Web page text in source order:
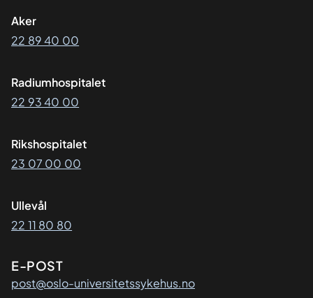
Aker
22 89 40 00
Radiumhospitalet
22 93 40 00
Rikshospitalet
23 07 00 00
Ullevål
22 11 80 80
E-POST
post@oslo-universitetssykehus.no